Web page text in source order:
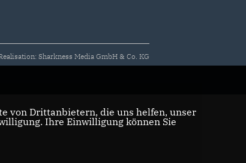
Sharkness Media GmbH & Co. KG
von Drittanbietern, die uns helfen, unser
Ihre Einwilligung können Sie